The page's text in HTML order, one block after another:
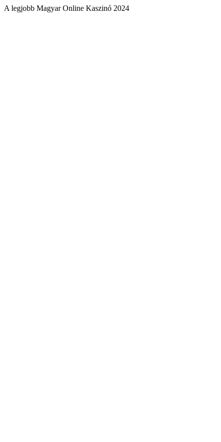
A legjobb Magyar Online Kaszinó 2024